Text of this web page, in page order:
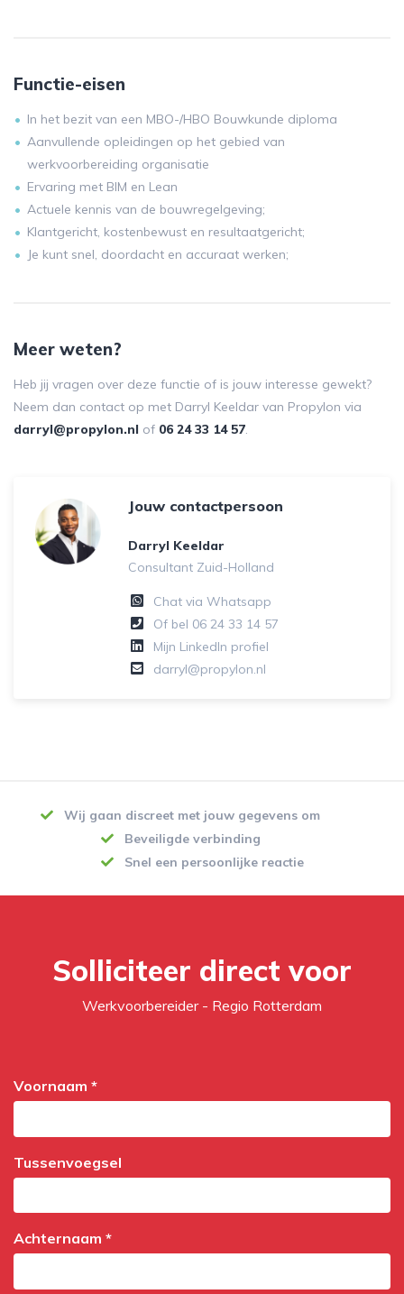
Functie-eisen
In het bezit van een MBO-/HBO Bouwkunde diploma
Aanvullende opleidingen op het gebied van
werkvoorbereiding organisatie
Ervaring met BIM en Lean
Actuele kennis van de bouwregelgeving;
Klantgericht, kostenbewust en resultaatgericht;
Je kunt snel, doordacht en accuraat werken;
Meer weten?
Heb jij vragen over deze functie of is jouw interesse gewekt?
Neem dan contact op met Darryl Keeldar van Propylon via
darryl@propylon.nl of 06 24 33 14 57.
Jouw contactpersoon
Darryl Keeldar
Consultant Zuid-Holland
Chat via Whatsapp
Of bel 06 24 33 14 57
Mijn LinkedIn profiel
darryl@propylon.nl
Wij gaan discreet met jouw gegevens om
Beveiligde verbinding
Snel een persoonlijke reactie
Solliciteer direct voor
Werkvoorbereider - Regio Rotterdam
Voornaam *
Tussenvoegsel
Achternaam *